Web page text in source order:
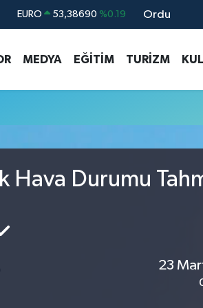
EURO 53,38690 %0.19
6862,09000 %0.19
BİST100 14.598,00 %0
Ordu
MEDYA EĞİTİM TURİZM
Hava Durumu
23